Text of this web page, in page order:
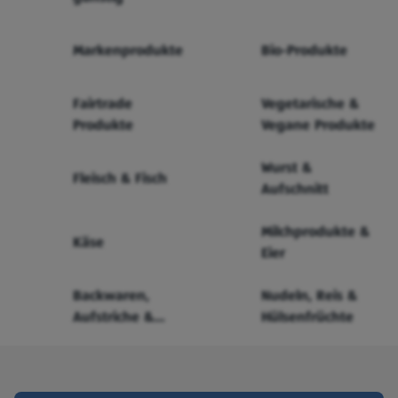
Markenprodukte Bio-Produkte
Fairtrade
Produkte
Vegetarische &
Vegane Produkte
Fleisch & Fisch
Wurst &
Aufschnitt
Käse
Milchprodukte &
Eier
Backwaren,
Aufstriche &
Nudeln, Reis &
Hülsenfrüchte